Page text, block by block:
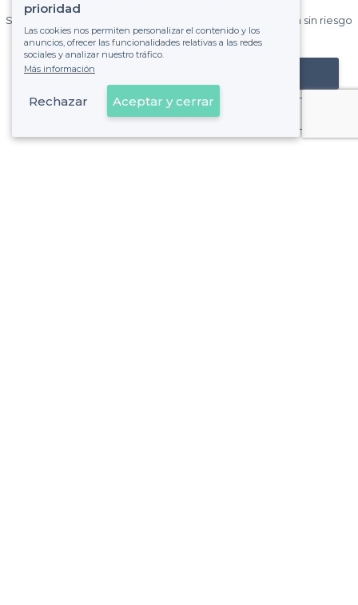
Sin comisiones y sin compromiso, pagas una cantidad fija sin riesgo
de ver la factura.
Registrar mi establecimiento
Ya es cliente
prioridad
Las cookies nos permiten personalizar el contenido y los
anuncios, ofrecer las funcionalidades relativas a las redes
sociales y analizar nuestro tráfico.
Más información
Rechazar Aceptar y cerrar